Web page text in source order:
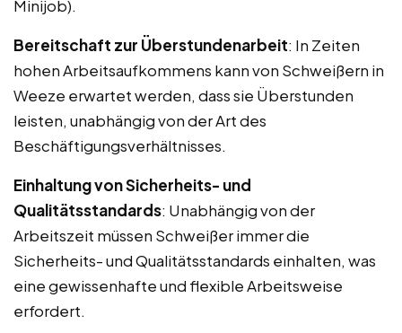
Minijob).
Bereitschaft zur Überstundenarbeit: In Zeiten
hohen Arbeitsaufkommens kann von Schweißern in
Weeze erwartet werden, dass sie Überstunden
leisten, unabhängig von der Art des
Beschäftigungsverhältnisses.
Einhaltung von Sicherheits- und
Qualitätsstandards: Unabhängig von der
Arbeitszeit müssen Schweißer immer die
Sicherheits- und Qualitätsstandards einhalten, was
eine gewissenhafte und flexible Arbeitsweise
erfordert.